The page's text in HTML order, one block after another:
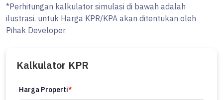
*Perhitungan kalkulator simulasi di bawah adalah
ilustrasi. untuk Harga KPR/KPA akan ditentukan oleh
Pihak Developer
Kalkulator KPR
Harga Properti*